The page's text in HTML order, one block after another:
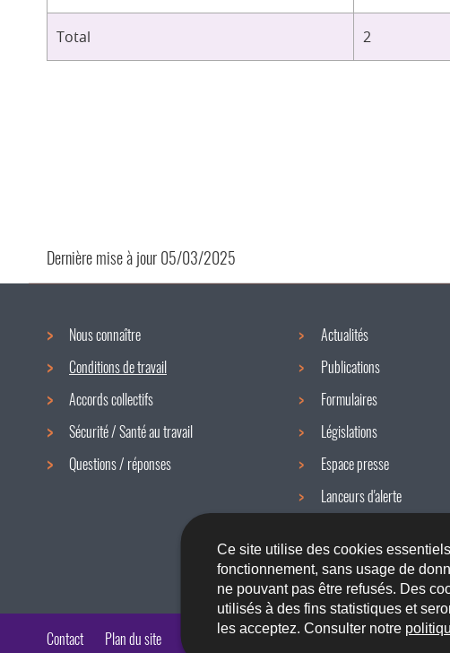
Ce site utilise des cookies
fonctionnement, sans usage de
ne pouvant pas être refusés. Des
utilisés à des fins statistiques et
les acceptez. Consulter notre
Total 2
Dernière mise à jour05/03/2025
Menu
de
navigation
Nous connaître
Conditions de travail
Accords collectifs
Sécurité / Santé au travail
Questions / réponses
Actualités
Publications
Formulaires
Législations
Espace presse
Lanceurs d'alerte
Contact Plan du site A propos du site Accessibilité Aspects légaux